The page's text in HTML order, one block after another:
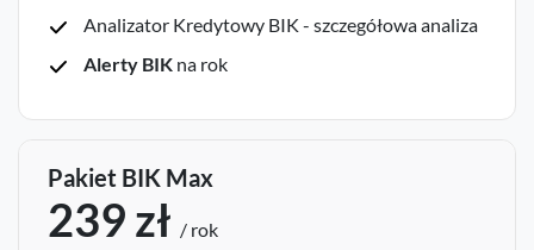
Analizator Kredytowy BIK - szczegółowa analiza
Alerty BIK na rok
Pakiet BIK Max
239 zł / rok